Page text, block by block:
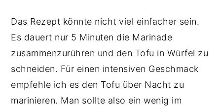
Das Rezept könnte nicht viel einfacher sein.
Es dauert nur 5 Minuten die Marinade
zusammenzurühren und den Tofu in Würfel zu
schneiden. Für einen intensiven Geschmack
empfehle ich es den Tofu über Nacht zu
marinieren. Man sollte also ein wenig im